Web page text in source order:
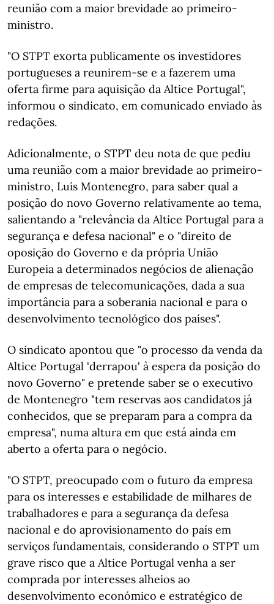
reunião com a maior brevidade ao primeiro-
ministro.
"O STPT exorta publicamente os investidores
portugueses a reunirem-se e a fazerem uma
oferta firme para aquisição da Altice Portugal",
informou o sindicato, em comunicado enviado às
redações.
Adicionalmente, o STPT deu nota de que pediu
uma reunião com a maior brevidade ao primeiro-
ministro, Luís Montenegro, para saber qual a
posição do novo Governo relativamente ao tema,
salientando a "relevância da Altice Portugal para a
segurança e defesa nacional" e o "direito de
oposição do Governo e da própria União
Europeia a determinados negócios de alienação
de empresas de telecomunicações, dada a sua
importância para a soberania nacional e para o
desenvolvimento tecnológico dos países".
O sindicato apontou que "o processo da venda da
Altice Portugal 'derrapou' à espera da posição do
novo Governo" e pretende saber se o executivo
de Montenegro "tem reservas aos candidatos já
conhecidos, que se preparam para a compra da
empresa", numa altura em que está ainda em
aberto a oferta para o negócio.
"O STPT, preocupado com o futuro da empresa
para os interesses e estabilidade de milhares de
trabalhadores e para a segurança da defesa
nacional e do aprovisionamento do país em
serviços fundamentais, considerando o STPT um
grave risco que a Altice Portugal venha a ser
comprada por interesses alheios ao
desenvolvimento económico e estratégico de